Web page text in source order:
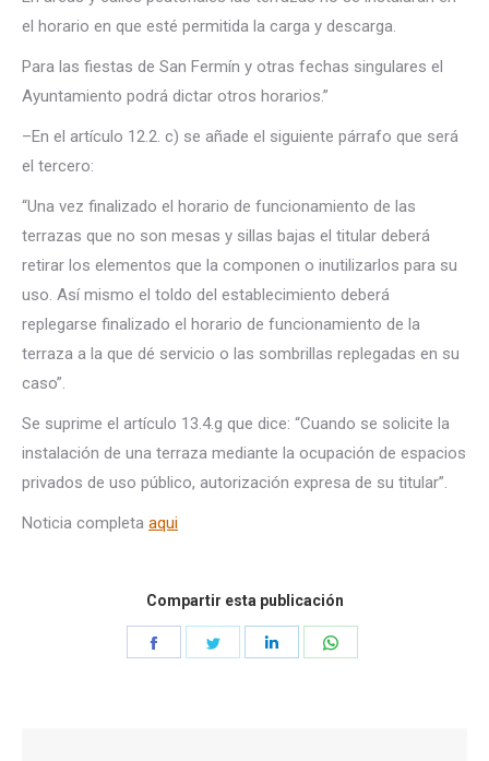
el horario en que esté permitida la carga y descarga.
Para las fiestas de San Fermín y otras fechas singulares el
Ayuntamiento podrá dictar otros horarios.”
–En el artículo 12.2. c) se añade el siguiente párrafo que será
el tercero:
“Una vez finalizado el horario de funcionamiento de las
terrazas que no son mesas y sillas bajas el titular deberá
retirar los elementos que la componen o inutilizarlos para su
uso. Así mismo el toldo del establecimiento deberá
replegarse finalizado el horario de funcionamiento de la
terraza a la que dé servicio o las sombrillas replegadas en su
caso”.
Se suprime el artículo 13.4.g que dice: “Cuando se solicite la
instalación de una terraza mediante la ocupación de espacios
privados de uso público, autorización expresa de su titular”.
Noticia completa aqui
Compartir esta publicación